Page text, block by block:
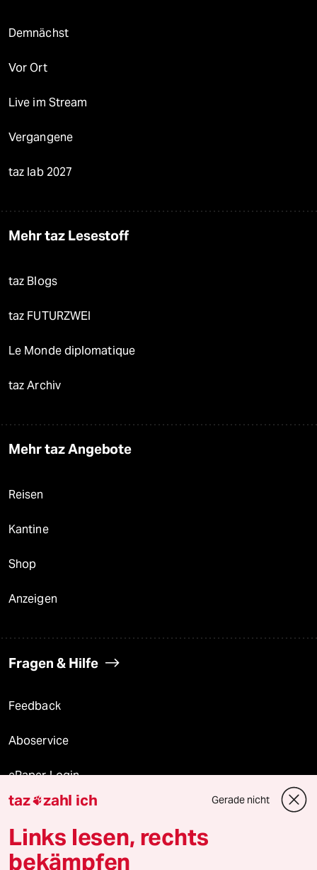
Demnächst
Vor Ort
Live im Stream
Vergangene
taz lab 2027
Mehr taz Lesestoff
taz Blogs
taz FUTURZWEI
Le Monde diplomatique
taz Archiv
Mehr taz Angebote
Reisen
Kantine
Shop
Anzeigen
Fragen & Hilfe
Feedback
Aboservice
ePaper Login
Downloads für Abonnierende
taz zahl ich Gerade nicht
Links lesen, rechts
bekämpfen